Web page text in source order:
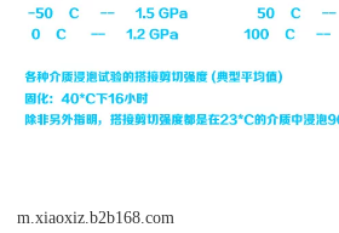
m.xiaoxiz.b2b168.com